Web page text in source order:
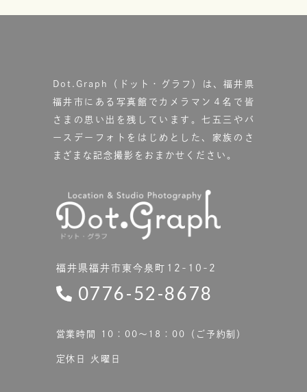
Dot.Graph（ドット・グラフ）は、福井県
福井市にある写真館で カメラマン４名で皆
さまの思い出を残しています。七五三やバ
ースデーフォトをはじめとした、家族のさ
まざまな記念撮影をおまかせください。
福井県福井市東今泉町12-10-2
0776-52-8678
営業時間 10：00〜18：00（ご予約制）
定休日 火曜日